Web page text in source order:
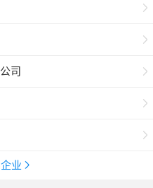
司
业